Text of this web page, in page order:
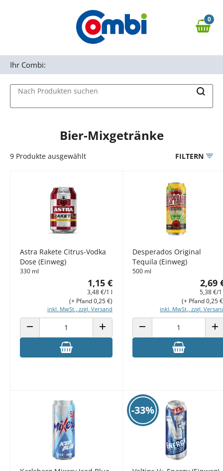
Zur Navigation springen
0,00 €
0
Nach Produkten suchen
Ihr Combi:
Bier-Mixgetränke
9 Produkte ausgewählt FILTERN
Astra Rakete Citrus-Vodka
Dose (Einweg)
330 ml
1,15 €
3,48 €/1 l
inkl. MwSt., zzgl. Versand
(+ Pfand 0,25 €)
ANZAHL VERRINGERN ANZAHL ERHÖHEN
Desperados Original
Tequila (Einweg)
500 ml
2,69
5,38 €/
inkl. MwSt., zzgl.
(+ Pfand 0,25
ANZAHL VERRINGERN
-33%